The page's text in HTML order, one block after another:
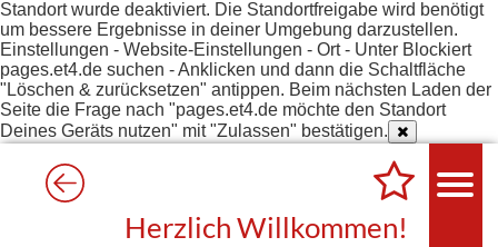
Standort wurde deaktiviert. Die Standortfreigabe wird benötigt
um bessere Ergebnisse in deiner Umgebung darzustellen.
Einstellungen - Website-Einstellungen - Ort - Unter Blockiert
pages.et4.de suchen - Anklicken und dann die Schaltfläche
"Löschen & zurücksetzen" antippen. Beim nächsten Laden der
Seite die Frage nach "pages.et4.de möchte den Standort
Deines Geräts nutzen" mit "Zulassen" bestätigen.
Herzlich Willkommen!